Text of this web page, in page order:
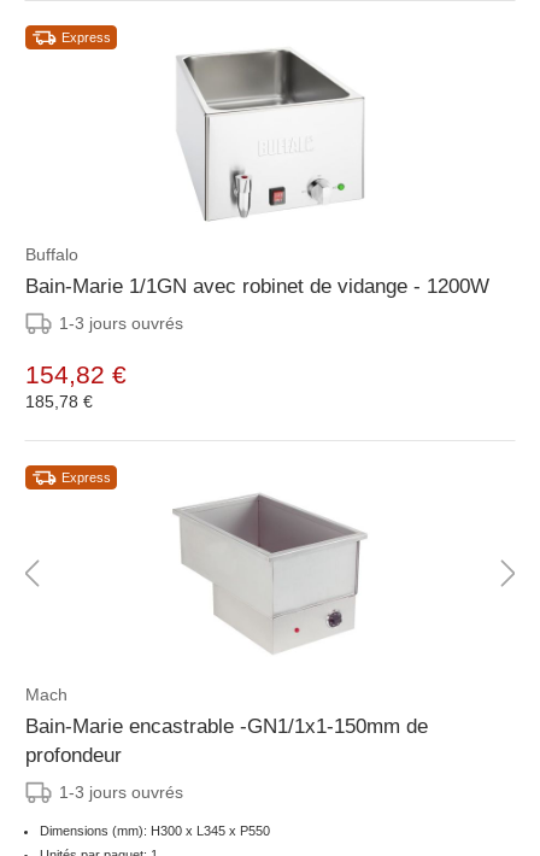
Express
Buffalo
Bain-Marie 1/1GN avec robinet de vidange - 1200W
1-3 jours ouvrés
154,82 €
185,78 €
Express
Mach
Bain-Marie encastrable -GN1/1x1-150mm de
profondeur
1-3 jours ouvrés
Dimensions (mm): H300 x L345 x P550